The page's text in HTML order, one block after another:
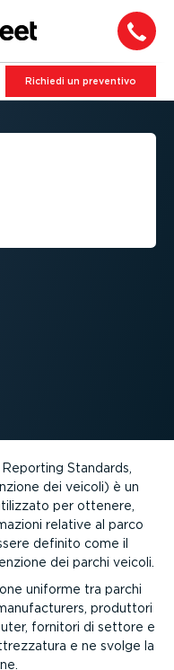
Richiedi un preventivo
Standards,
dei veicoli) è un
per ottenere,
relative al parco
definito come il
dei parchi veicoli.
uniforme tra parchi
produttori
fornitori di settore e
e ne svolge la